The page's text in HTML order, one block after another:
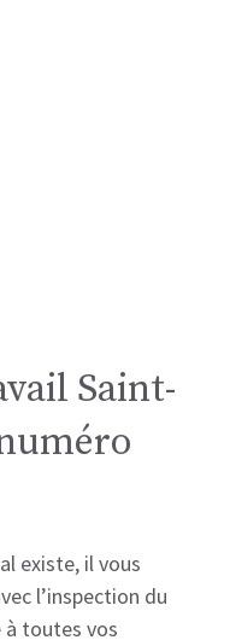
Saint-
existe, il vous
l’inspection du
toutes vos